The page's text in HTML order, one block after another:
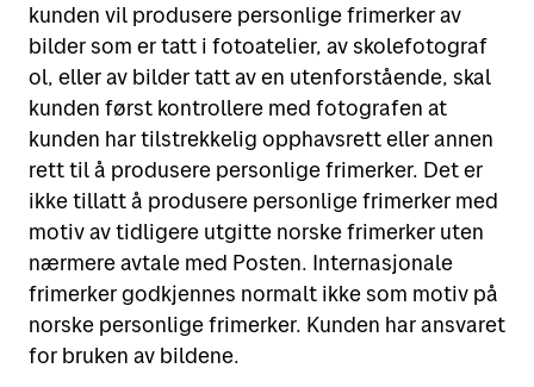
kunden vil produsere personlige frimerker av
bilder som er tatt i fotoatelier, av skolefotograf
ol, eller av bilder tatt av en utenforstående, skal
kunden først kontrollere med fotografen at
kunden har tilstrekkelig opphavsrett eller annen
rett til å produsere personlige frimerker. Det er
ikke tillatt å produsere personlige frimerker med
motiv av tidligere utgitte norske frimerker uten
nærmere avtale med Posten. Internasjonale
frimerker godkjennes normalt ikke som motiv på
norske personlige frimerker. Kunden har ansvaret
for bruken av bildene.